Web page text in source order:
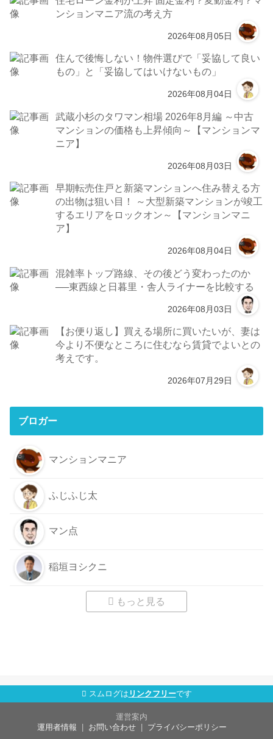
ンションマニア流の考え方
2026年08月05日
住んで後悔しない！物件選びで「妥協して良い
もの」と「妥協してはいけないもの」
2026年08月04日
武蔵小杉のタワマン相場 2026年8月編 ～中古
マンションの価格も上昇傾向～【マンションマ
ニア】
2026年08月03日
早期転売住戸と新築マンションへ住み替える方
の出物は狙い目！ ～大型新築マンションが竣工
するエリアをロックオン～【マンションマニ
ア】
2026年08月04日
混雑率トップ路線、その後どう変わったのか
──東西線と日暮里・舎人ライナーを比較する
2026年08月03日
【お便り返し】買える場所に買いたいが、妻は
今より不便なところに住むなら賃貸でよいとの
考えです。
2026年07月29日
ブロガー
マンションマニア
ふじふじ太
マン点
稲垣ヨシクニ
もっと見る
スムログは リンクフリーです
運営案内
運用者情報
お問い合わせ プライバシーポリシー